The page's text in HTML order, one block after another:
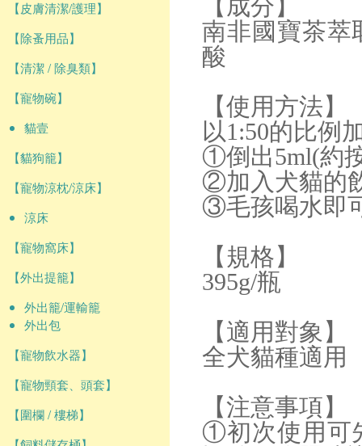
【皮膚清潔/護理】
【除蚤用品】
【清潔 / 除臭類】
【寵物碗】
貓壹
【貓狗籠】
【寵物涼枕/涼床】
涼床
【寵物窩床】
【外出提籠】
外出籠/運輸籠
外出包
【寵物飲水器】
【寵物頸套、頭套】
【圍欄 / 樓梯】
【成分】
南非國寶茶萃
酸
【使用方法】
以1:50的比例
①倒出5ml(約
②加入犬貓的
③毛孩喝水即
【規格】
395g/瓶
【適用對象】
全犬貓種適用
【注意事項】
①初次使用可